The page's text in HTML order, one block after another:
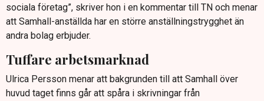
sociala företag”, skriver hon i en kommentar till TN och menar
att Samhall-anställda har en större anställningstrygghet än
andra bolag erbjuder.
Tuffare arbetsmarknad
Ulrica Persson menar att bakgrunden till att Samhall över
huvud taget finns går att spåra i skrivningar från